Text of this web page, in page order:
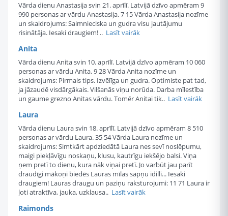
Vārda dienu Anastasija svin 21. aprīlī. Latvijā dzīvo apmēram 9
990 personas ar vārdu Anastasija. 7 15 Vārda Anastasija nozīme
un skaidrojums: Saimnieciska un gudra visu jautājumu
risinātāja. Iesaki draugiem! .. Lasīt vairāk
Anita
Vārda dienu Anita svin 10. aprīlī. Latvijā dzīvo apmēram 10 060
personas ar vārdu Anita. 9 28 Vārda Anita nozīme un
skaidrojums: Pirmais tips. Izvēlīga un gudra. Optimiste pat tad,
ja jāzaudē visdārgākais. Vilšanās viņu norūda. Darba mīlestība
un gaume grezno Anitas vārdu. Tomēr Anitai tik.. Lasīt vairāk
Laura
Vārda dienu Laura svin 18. aprīlī. Latvijā dzīvo apmēram 8 510
personas ar vārdu Laura. 35 54 Vārda Laura nozīme un
skaidrojums: Simtkārt apdziedātā Laura nes sevī noslēpumu,
maigi piekļāvīgu noskaņu, klusu, kautrīgu iekšējo balsi. Viņa
ņem pretī to dienu, kura nāk viņai pretī. Jo varbūt jau parīt
draudīgi mākoņi biedēs Lauras mīlas sapņu idilli... Iesaki
draugiem! Lauras draugu un paziņu raksturojumi: 11 71 Laura ir
ļoti atraktīva, jauka, uzklausa.. Lasīt vairāk
Raimonds